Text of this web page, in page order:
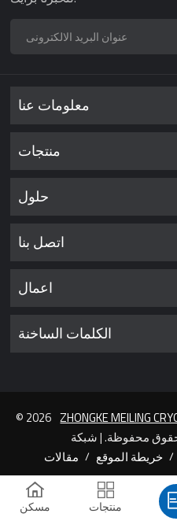
معلومات عنا
منتجات
حلول
اتصل بنا
اعمال
الكلمات الساخنة
© 2026 ZHONGKE MEILING
مقالات / خريطة الموقع /
مسكن منتجات